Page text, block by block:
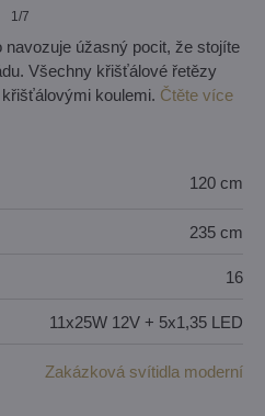
1/7
úžasný pocit, že stojíte
Všechny křišťálové řetězy
koulemi. Čtěte více
120 cm
235 cm
16
11x25W 12V + 5x1,35 LED
Zakázková svítidla moderní